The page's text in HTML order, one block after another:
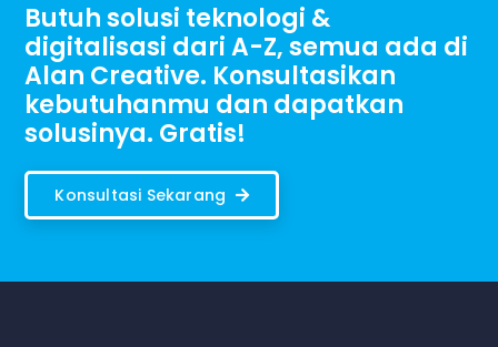
Butuh solusi teknologi &
digitalisasi dari A-Z, semua ada di
Alan Creative. Konsultasikan
kebutuhanmu dan dapatkan
solusinya. Gratis!
Konsultasi Sekarang